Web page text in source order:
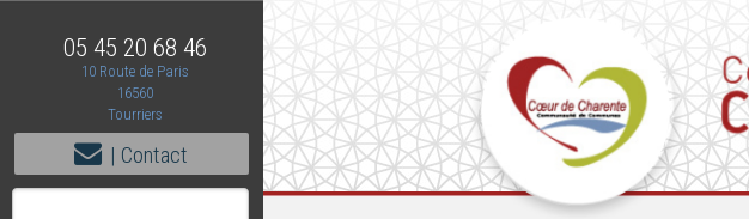
05 45 20 68 46
10 Route de Paris
16560
Tourriers
| Contact